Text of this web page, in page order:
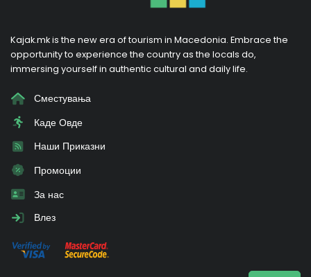
Kajak.mk is the new era of tourism in Macedonia. Embrace the
opportunity to experience the country as the locals do,
immersing yourself in authentic cultural and daily life.
Сместувања
Каде Овде
Наши Приказни
Промоции
За нас
Влез